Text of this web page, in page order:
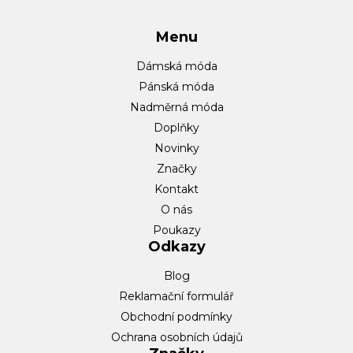
Menu
Dámská móda
Pánská móda
Nadměrná móda
Doplňky
Novinky
Značky
Kontakt
O nás
Poukazy
Odkazy
Blog
Reklamační formulář
Obchodní podmínky
Ochrana osobních údajů